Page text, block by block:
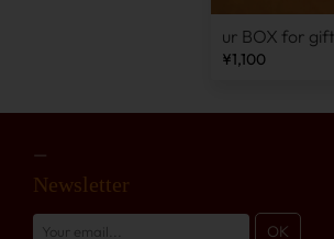
ur BOX for gift
¥1,100
Newsletter